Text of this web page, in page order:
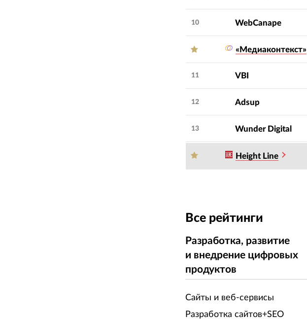
10 WebCanape
«Медиаконтекст»
11 VBI
12 Adsup
13 Wunder Digital
Height Line
Все рейтинги
Разработка, развитие
и внедрение цифровых
продуктов
Сайты и веб-сервисы
Разработка сайтов+SEO